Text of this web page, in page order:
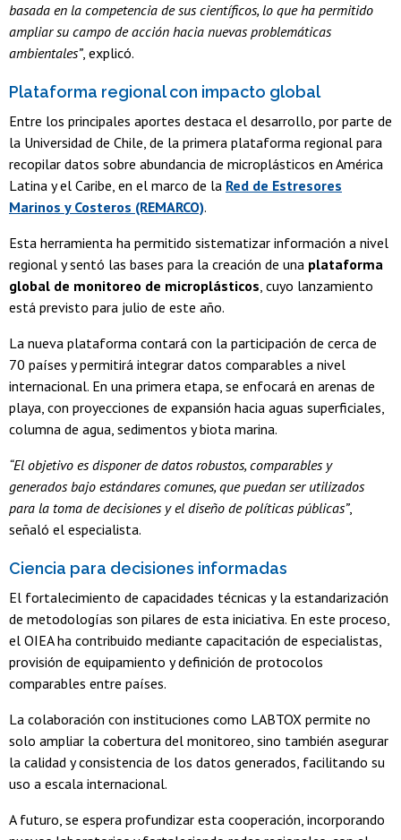
basada en la competencia de sus científicos, lo que ha permitido
ampliar su campo de acción hacia nuevas problemáticas
ambientales”, explicó.
Plataforma regional con impacto global
Entre los principales aportes destaca el desarrollo, por parte de
la Universidad de Chile, de la primera plataforma regional para
recopilar datos sobre abundancia de microplásticos en América
Latina y el Caribe, en el marco de la Red de Estresores
Marinos y Costeros (REMARCO).
Esta herramienta ha permitido sistematizar información a nivel
regional y sentó las bases para la creación de una plataforma
global de monitoreo de microplásticos , cuyo lanzamiento
está previsto para julio de este año.
La nueva plataforma contará con la participación de cerca de
70 países y permitirá integrar datos comparables a nivel
internacional. En una primera etapa, se enfocará en arenas de
playa, con proyecciones de expansión hacia aguas superficiales,
columna de agua, sedimentos y biota marina.
“El objetivo es disponer de datos robustos, comparables y
generados bajo estándares comunes, que puedan ser utilizados
para la toma de decisiones y el diseño de políticas públicas”,
señaló el especialista.
Ciencia para decisiones informadas
El fortalecimiento de capacidades técnicas y la estandarización
de metodologías son pilares de esta iniciativa. En este proceso,
el OIEA ha contribuido mediante capacitación de especialistas,
provisión de equipamiento y definición de protocolos
comparables entre países.
La colaboración con instituciones como LABTOX permite no
solo ampliar la cobertura del monitoreo, sino también asegurar
la calidad y consistencia de los datos generados, facilitando su
uso a escala internacional.
A futuro, se espera profundizar esta cooperación, incorporando